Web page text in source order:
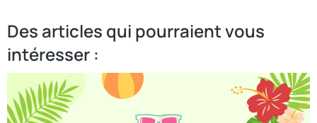
Des articles qui pourraient vous
intéresser :